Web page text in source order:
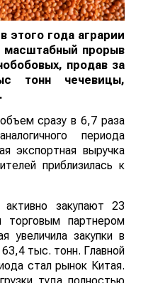
этого года аграрии
масштабный прорыв
продав за
тонн чечевицы,
.
сразу в 6,7 раза
периода
экспортная выручка
приблизилась к
активно закупают 23
партнером
увеличила закупки в
тыс. тонн. Главной
стал рынок Китая.